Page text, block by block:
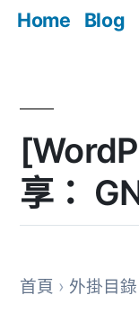
Home
Blog
享：
首頁 › 外掛目錄